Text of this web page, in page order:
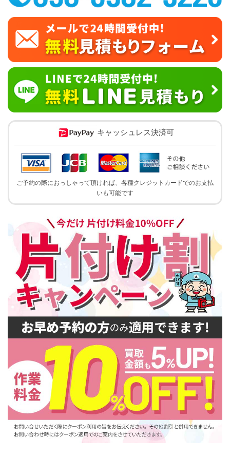
キャッシュレス決済可
ご予約の際におっしゃって頂ければ、各種クレジットカードでのお支払
いも可能です